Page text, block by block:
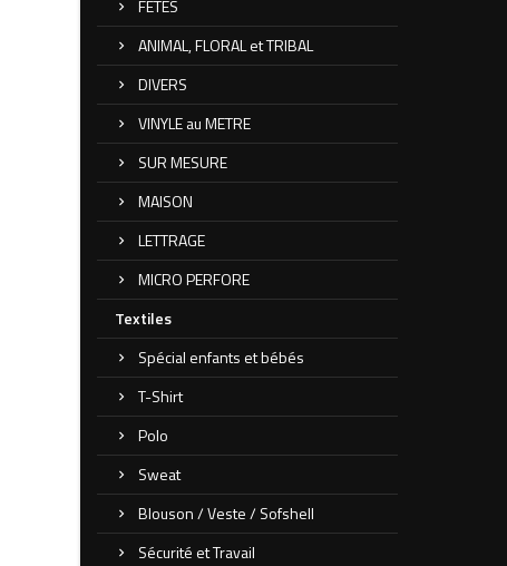
FETES
ANIMAL, FLORAL et TRIBAL
DIVERS
VINYLE au METRE
SUR MESURE
MAISON
LETTRAGE
MICRO PERFORE
Textiles
Spécial enfants et bébés
T-Shirt
Polo
Sweat
Blouson / Veste / Sofshell
Sécurité et Travail